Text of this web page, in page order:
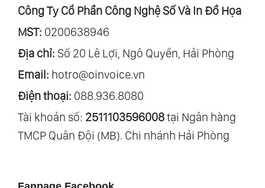
Công Ty Cổ Phần Công Nghệ Số Và In Đồ Họa
MST: 0200638946
Địa chỉ: Số 20 Lê Lợi, Ngô Quyền, Hải Phòng
Email: hotro@oinvoice.vn
Điện thoại: 088.936.8080
Tài khoản số: 2511103596008tại Ngân hàng
TMCP Quân Đội (MB). Chi nhánh Hải Phòng